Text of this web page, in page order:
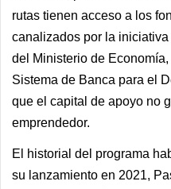
rutas tienen acceso a los
canalizados por la
del Ministerio de
Sistema de Banca para el
que el capital de apoyo no
emprendedor.
El historial del programa
su lanzamiento en 2021,